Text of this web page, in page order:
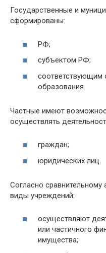
Государственные и
сформированы:
РФ;
субъектом РФ;
соответствующим
образования.
Частные имеют
осуществлять
граждан;
юридических лиц.
Согласно сравнительному
виды учреждений:
осуществляют
или частичного
имущества;